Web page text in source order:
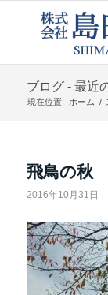
ブログ - 最近
現在位置: ホーム /
飛鳥の秋
2016年10月31日